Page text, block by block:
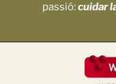
passió:cuidar